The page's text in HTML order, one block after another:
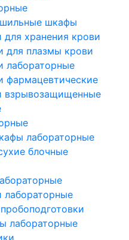
шкафы
для хранения крови
для плазмы крови
лабораторные
фармацевтические
взрывозащищенные
лабораторные
блочные
лабораторные
лабораторные